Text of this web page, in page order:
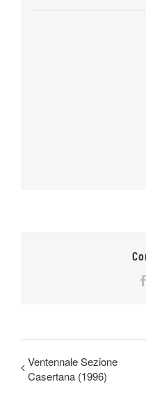
Ventennale Sezione
Casertana (1996)